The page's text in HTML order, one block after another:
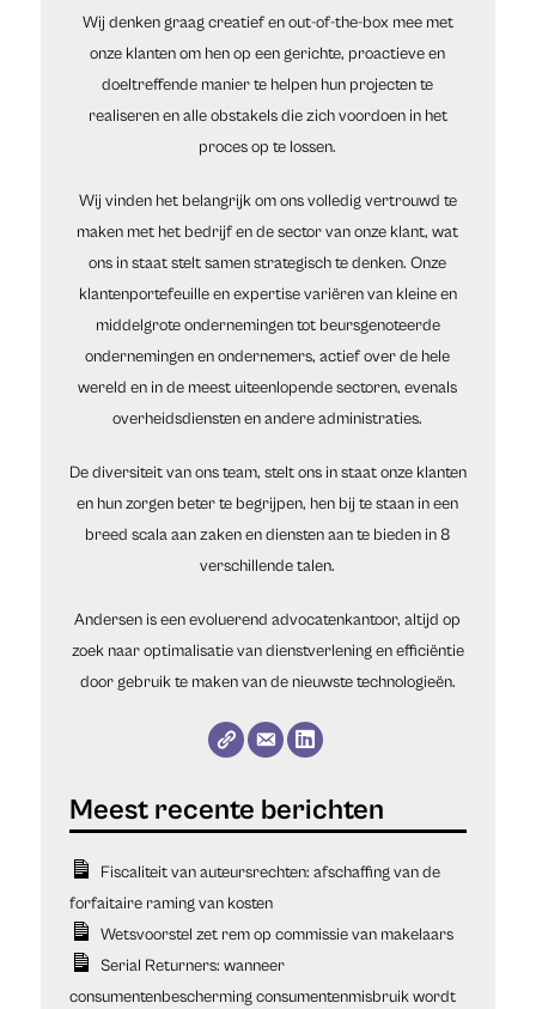
Wij denken graag creatief en out-of-the-box mee met
onze klanten om hen op een gerichte, proactieve en
doeltreffende manier te helpen hun projecten te
realiseren en alle obstakels die zich voordoen in het
proces op te lossen.
Wij vinden het belangrijk om ons volledig vertrouwd te
maken met het bedrijf en de sector van onze klant, wat
ons in staat stelt samen strategisch te denken. Onze
klantenportefeuille en expertise variëren van kleine en
middelgrote ondernemingen tot beursgenoteerde
ondernemingen en ondernemers, actief over de hele
wereld en in de meest uiteenlopende sectoren, evenals
overheidsdiensten en andere administraties.
De diversiteit van ons team, stelt ons in staat onze klanten
en hun zorgen beter te begrijpen, hen bij te staan in een
breed scala aan zaken en diensten aan te bieden in 8
verschillende talen.
Andersen is een evoluerend advocatenkantoor, altijd op
zoek naar optimalisatie van dienstverlening en efficiëntie
door gebruik te maken van de nieuwste technologieën.
Fiscaliteit van auteursrechten: afschaffing van de
forfaitaire raming van kosten
Wetsvoorstel zet rem op commissie van makelaars
Serial Returners: wanneer
consumentenbescherming consumentenmisbruik wordt